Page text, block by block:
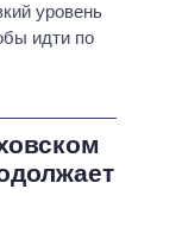
уровень
идти по